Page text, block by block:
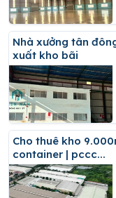
Nhà xưởng tân đông hiệp. dĩ an. cho thuê, phù hợp sản
xuất kho bãi
Cho thuê kho 9.000m² kcn quang minh, hà nội | dock
container | pccc...